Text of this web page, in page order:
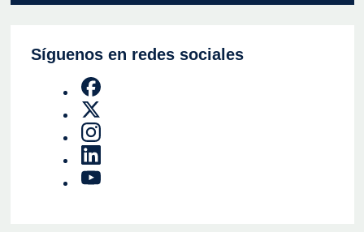
Síguenos en redes sociales